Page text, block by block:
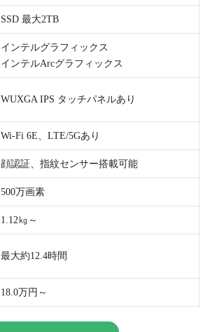
SSD 最大2TB
インテルグラフィックス
インテルArcグラフィックス
WUXGA IPS タッチパネルあり
Wi-Fi 6E、LTE/5Gあり
顔認証、指紋センサー搭載可能
500万画素
1.12㎏～
最大約12.4時間
18.0万円～